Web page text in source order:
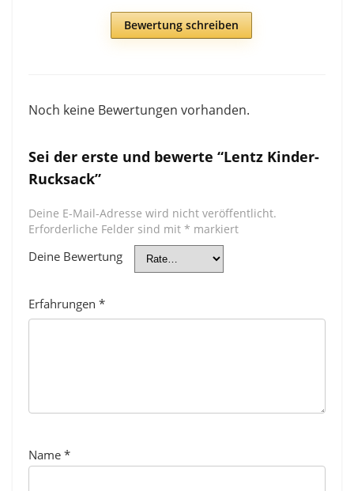
Bewertung schreiben
Noch keine Bewertungen vorhanden.
Sei der erste und bewerte “Lentz Kinder-
Rucksack”
Deine E-Mail-Adresse wird nicht veröffentlicht.
Erforderliche Felder sind mit * markiert
Deine Bewertung
Erfahrungen *
Name *